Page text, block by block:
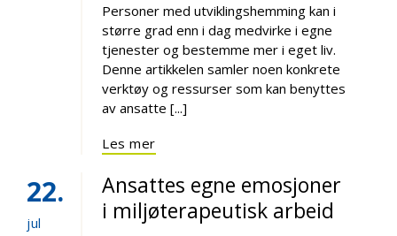
Personer med utviklingshemming kan i
større grad enn i dag medvirke i egne
tjenester og bestemme mer i eget liv.
Denne artikkelen samler noen konkrete
verktøy og ressurser som kan benyttes
av ansatte [...]
Les mer
22
jul
Ansattes egne emosjoner
i miljøterapeutisk arbeid